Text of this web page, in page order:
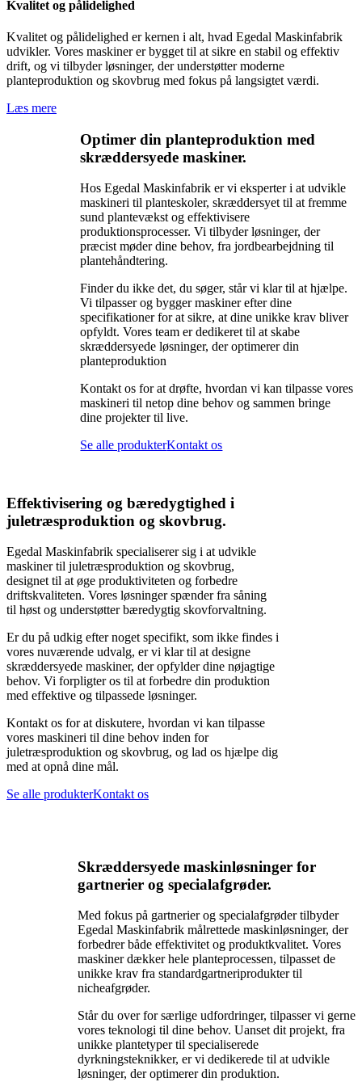
Kvalitet og pålidelighed
Kvalitet og pålidelighed er kernen i alt, hvad Egedal Maskinfabrik
udvikler. Vores maskiner er bygget til at sikre en stabil og effektiv
drift, og vi tilbyder løsninger, der understøtter moderne
planteproduktion og skovbrug med fokus på langsigtet værdi.
Læs mere
Optimer dinplanteproduktionmed
skræddersyede maskiner.
Hos Egedal Maskinfabrik er vi eksperter i at udvikle
maskineri til planteskoler, skræddersyet til at fremme
sund plantevækst og effektivisere
produktionsprocesser. Vi tilbyder løsninger, der
præcist møder dine behov, fra jordbearbejdning til
plantehåndtering.
Finder du ikke det, du søger, står vi klar til at hjælpe.
Vi tilpasser og bygger maskiner efter dine
specifikationer for at sikre, at dine unikke krav bliver
opfyldt. Vores team er dedikeret til at skabe
skræddersyede løsninger, der optimerer din
planteproduktion
Kontakt os for at drøfte, hvordan vi kan tilpasse vores
maskineri til netop dine behov og sammen bringe
dine projekter til live.
Se alle produkterKontakt os
Effektivisering og bæredygtighed i
juletræsproduktion og skovbrug.
Egedal Maskinfabrik specialiserer sig i at udvikle
maskiner til juletræsproduktion og skovbrug,
designet til at øge produktiviteten og forbedre
driftskvaliteten. Vores løsninger spænder fra såning
til høst og understøtter bæredygtig skovforvaltning.
Er du på udkig efter noget specifikt, som ikke findes i
vores nuværende udvalg, er vi klar til at designe
skræddersyede maskiner, der opfylder dine nøjagtige
behov. Vi forpligter os til at forbedre din produktion
med effektive og tilpassede løsninger.
Kontakt os for at diskutere, hvordan vi kan tilpasse
vores maskineri til dine behov inden for
juletræsproduktion og skovbrug, og lad os hjælpe dig
med at opnå dine mål.
Se alle produkterKontakt os
Skræddersyede maskinløsninger for
gartnerier og specialafgrøder.
Med fokus på gartnerier og specialafgrøder tilbyder
Egedal Maskinfabrik målrettede maskinløsninger, der
forbedrer både effektivitet og produktkvalitet. Vores
maskiner dækker hele planteprocessen, tilpasset de
unikke krav fra standardgartneriprodukter til
nicheafgrøder.
Står du over for særlige udfordringer, tilpasser vi gerne
vores teknologi til dine behov. Uanset dit projekt, fra
unikke plantetyper til specialiserede
dyrkningsteknikker, er vi dedikerede til at udvikle
løsninger, der optimerer din produktion.